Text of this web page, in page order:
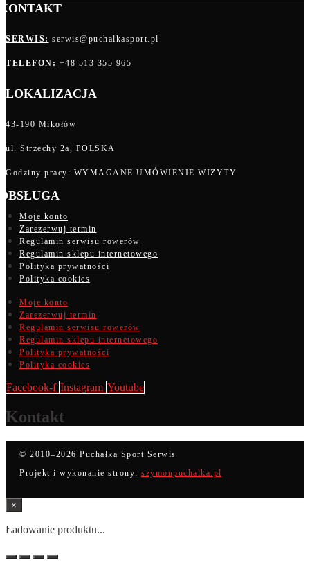
SERWIS: serwis@puchalkasport.pl
TELEFON: +48 513 355 965
LOKALIZACJA
43-190 Mikołów
ul. Strzechy 2a, POLSKA
Godziny pracy: WYMAGANE UMÓWIENIE WIZYTY
Moje konto
Zarezerwuj termin
Regulamin serwisu rowerów
Regulamin sklepu internetowego
Polityka prywatności
Polityka cookies
Moje konto
Zarezerwuj termin
Regulamin serwisu rowerów
Regulamin sklepu internetowego
Polityka prywatności
Polityka cookies
Facebook-f Instagram Youtube
Kontakt
© 2010–2026 Puchałka Sport Serwis
Projekt i wykonanie strony: szymonpuchalka.pl
×
Ładowanie produktu...